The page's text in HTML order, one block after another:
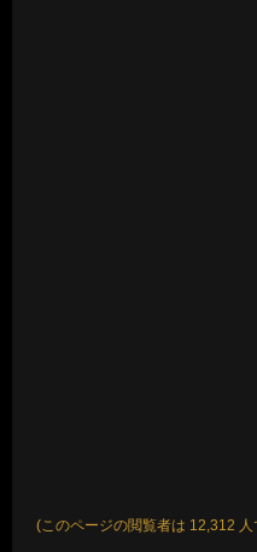
(このページの閲覧者は 12,312